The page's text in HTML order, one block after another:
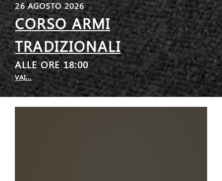
26 AGOSTO 2026
CORSO ARMI
TRADIZIONALI
ALLE ORE 18:00
VAI...